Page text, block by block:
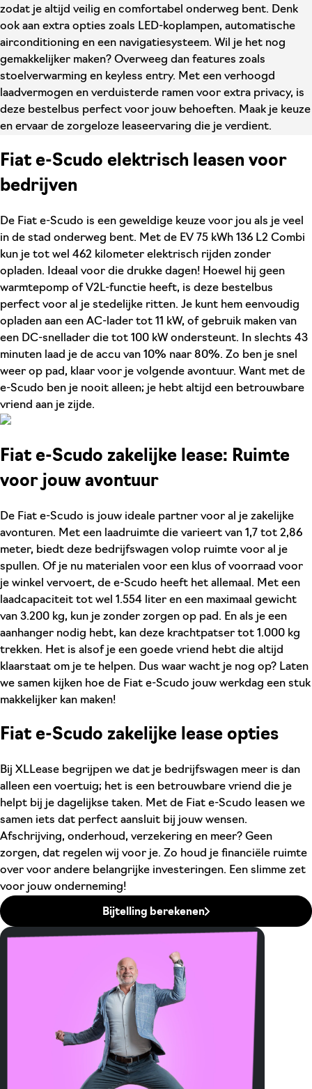
zodat je altijd veilig en comfortabel onderweg bent. Denk
ook aan extra opties zoals LED-koplampen, automatische
airconditioning en een navigatiesysteem. Wil je het nog
gemakkelijker maken? Overweeg dan features zoals
stoelverwarming en keyless entry. Met een verhoogd
laadvermogen en verduisterde ramen voor extra privacy, is
deze bestelbus perfect voor jouw behoeften. Maak je keuze
en ervaar de zorgeloze leaseervaring die je verdient.
Fiat e-Scudo elektrisch leasen voor
bedrijven
De Fiat e-Scudo is een geweldige keuze voor jou als je veel
in de stad onderweg bent. Met de EV 75 kWh 136 L2 Combi
kun je tot wel 462 kilometer elektrisch rijden zonder
opladen. Ideaal voor die drukke dagen! Hoewel hij geen
warmtepomp of V2L-functie heeft, is deze bestelbus
perfect voor al je stedelijke ritten. Je kunt hem eenvoudig
opladen aan een AC-lader tot 11 kW, of gebruik maken van
een DC-snellader die tot 100 kW ondersteunt. In slechts 43
minuten laad je de accu van 10% naar 80%. Zo ben je snel
weer op pad, klaar voor je volgende avontuur. Want met de
e-Scudo ben je nooit alleen; je hebt altijd een betrouwbare
vriend aan je zijde.
Fiat e-Scudo zakelijke lease: Ruimte
voor jouw avontuur
De Fiat e-Scudo is jouw ideale partner voor al je zakelijke
avonturen. Met een laadruimte die varieert van 1,7 tot 2,86
meter, biedt deze bedrijfswagen volop ruimte voor al je
spullen. Of je nu materialen voor een klus of voorraad voor
je winkel vervoert, de e-Scudo heeft het allemaal. Met een
laadcapaciteit tot wel 1.554 liter en een maximaal gewicht
van 3.200 kg, kun je zonder zorgen op pad. En als je een
aanhanger nodig hebt, kan deze krachtpatser tot 1.000 kg
trekken. Het is alsof je een goede vriend hebt die altijd
klaarstaat om je te helpen. Dus waar wacht je nog op? Laten
we samen kijken hoe de Fiat e-Scudo jouw werkdag een stuk
makkelijker kan maken!
Fiat e-Scudo zakelijke lease opties
Bij XLLease begrijpen we dat je bedrijfswagen meer is dan
alleen een voertuig; het is een betrouwbare vriend die je
helpt bij je dagelijkse taken. Met de Fiat e-Scudo leasen we
samen iets dat perfect aansluit bij jouw wensen.
Afschrijving, onderhoud, verzekering en meer? Geen
zorgen, dat regelen wij voor je. Zo houd je financiële ruimte
over voor andere belangrijke investeringen. Een slimme zet
voor jouw onderneming!
Bijtelling berekenen